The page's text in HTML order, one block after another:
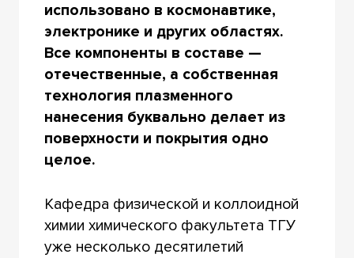
использовано в космонавтике,
электронике и других областях.
Все компоненты в составе —
отечественные, а собственная
технология плазменного
нанесения буквально делает из
поверхности и покрытия одно
целое.
Кафедра физической и коллоидной
химии химического факультета ТГУ
уже несколько десятилетий